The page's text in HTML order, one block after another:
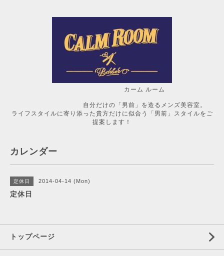
カーム ルーム
自分だけの「男前」を造るメンズ美容室。
ライフスタイルに寄り添った貴方だけに似合う「男前」スタイルをご
提案します！
カレンダー
定休日 2014-04-14 (Mon)
定休日
トップページ